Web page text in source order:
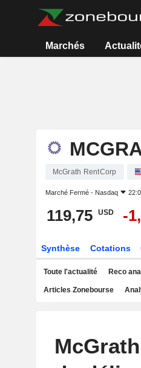
Marchés
McGrath RentCorp
Marché Fermé - Nasdaq
119,75 USD -
Synthèse Cotations
Toute l'actualité Reco
Articles Zonebourse